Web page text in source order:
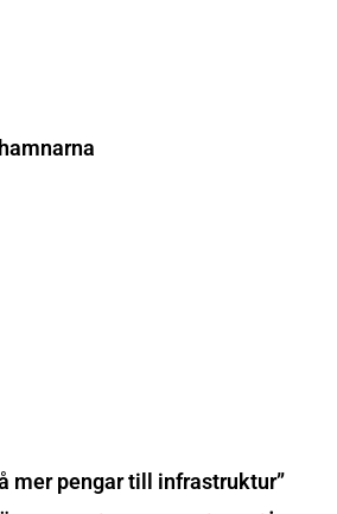
mer pengar till infrastruktur”